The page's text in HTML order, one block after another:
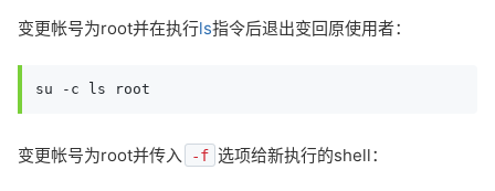
变更帐号为root并在执行ls指令后退出变回原使用者：
su -c ls root
变更帐号为root并传入 -f 选项给新执行的shell：